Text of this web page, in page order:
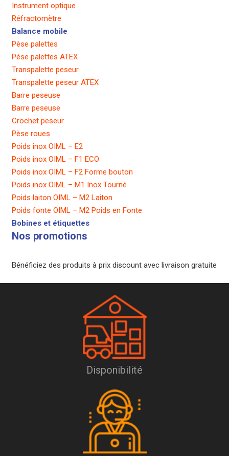
Instrument optique
Réfractomètre
Balance mobile
Pèse palettes
Pèse palettes ATEX
Transpalette peseur
Transpalette peseur ATEX
Barre peseuse
Barre peseuse
Crochet peseur
Pèse roues
Poids inox OIML – E2
Poids inox OIML – F1 ECO
Poids inox OIML – F2 Forme bouton
Poids inox OIML – M1 Inox Tourné
Poids laiton OIML – M2 Laiton
Poids fonte OIML – M2 Poids en Fonte
Bobines et étiquettes
Nos promotions
Bénéficiez des produits à prix discount avec livraison gratuite
Disponibilité